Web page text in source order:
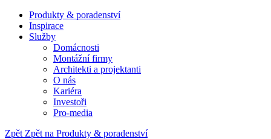
Produkty & poradenství
Inspirace
Služby
Domácnosti
Montážní firmy
Architekti a projektanti
O nás
Kariéra
Investoři
Pro-media
Zpět Zpět na Produkty & poradenství